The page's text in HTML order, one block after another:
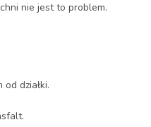
nie jest to problem.
działki.